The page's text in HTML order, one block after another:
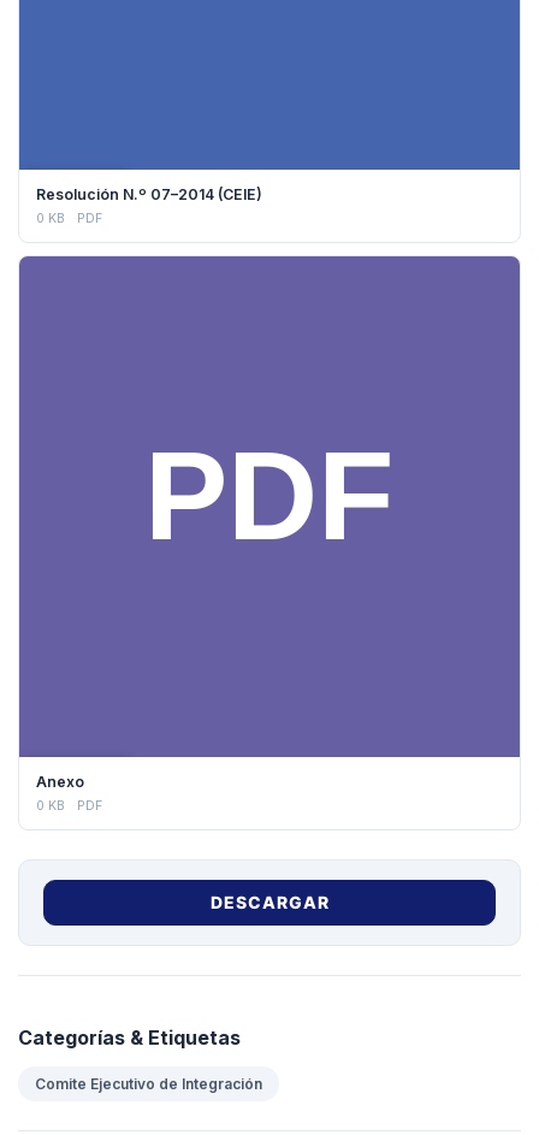
Resolución N.º 07–2014 (CEIE)
0 KB PDF
Anexo
0 KB PDF
DESCARGAR
Categorías & Etiquetas
Comite Ejecutivo de Integración